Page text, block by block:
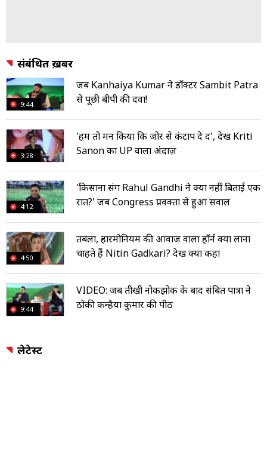
संबंधित ख़बरें
9:44
जब Kanhaiya Kumar ने डॉक्टर Sambit Patra
से पूछी बीपी की दवा!
3:28
'हमें तो मन किया कि जोर से कंटाप दे दें', देखें Kriti
Sanon का UP वाला अंदाज़
4:12
'किसानों संग Rahul Gandhi ने क्यों नहीं बिताई एक
रात?' जब Congress प्रवक्ता से हुआ सवाल
4:50
तबला, हारमोनियम की आवाज वाला हॉर्न क्यों लाना
चाहते हैं Nitin Gadkari? देखें क्या कहा
9:44
VIDEO: जब तीखी नोकझोक के बाद संबित पात्रा ने
ठोकी कन्हैया कुमार की पीठ
लेटेस्ट